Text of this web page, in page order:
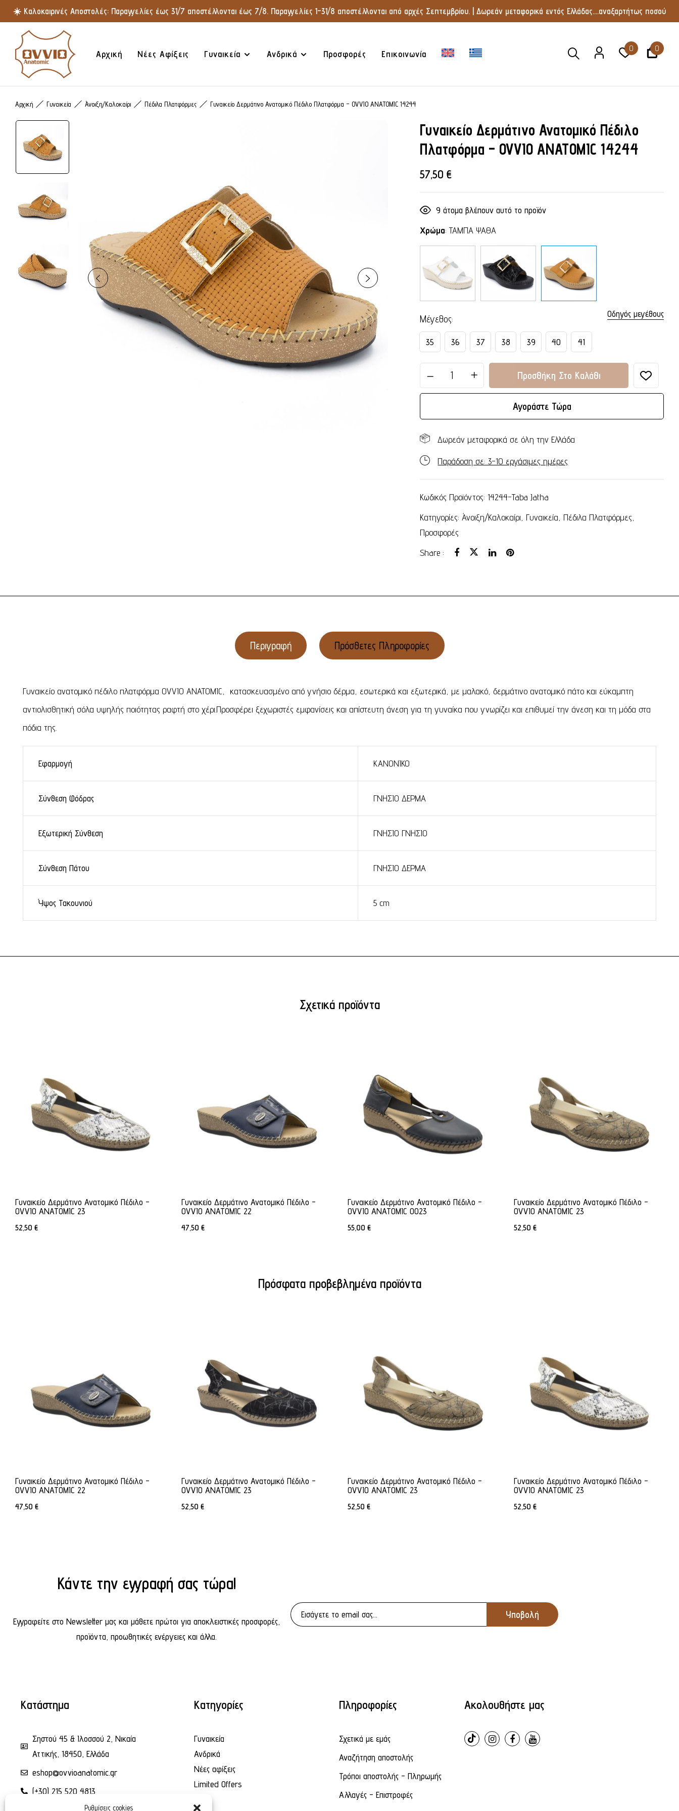
Ρυθμίσεις cookies
☀️ Καλοκαιρινές Αποστολές: Παραγγελίες έως 31/7 αποστέλλονται έως 7/8. Παραγγελίες 1–31/8 αποστέλλονται από αρχές Σεπτεμβρίου. | Δωρεάν μεταφορικά εντός Ελλάδας....αναξαρτήτως ποσού
Αρχική Νέες Αφίξεις Γυναικεία Ανδρικά Προσφορές Επικοινωνία 0 0
Αρχική Γυναικεία Άνοιξη/Καλοκαίρι Πέδιλα Πλατφόρμες Γυναικείο Δερμάτινο Ανατομικό Πέδιλο Πλατφόρμα – OVVIO ANATOMIC 14244
Γυναικείο Δερμάτινο Ανατομικό Πέδιλο
Πλατφόρμα – OVVIO ANATOMIC 14244
57,50€
9 άτομα βλέπουν αυτό το προϊόν
Χρώμα: ΤΑΜΠΑ ΨΑΘΑ
Οδηγός μεγέθους
Μέγεθος
35 36 37 38 39 40 41
Προσθήκη Στο Καλάθι
Αγοράστε Τώρα
Δωρεάν μεταφορικά σε όλη την Ελλάδα
Παράδοση σε: 3-10 εργάσιμες ημέρες
Κωδικός Προϊόντος:14244-Taba Jatha
Κατηγορίες:Άνοιξη/Καλοκαίρι Γυναικεία Πέδιλα Πλατφόρμες
Προσφορές
Share :
Περιγραφή Πρόσθετες Πληροφορίες
Γυναικείο ανατομικό πέδιλο πλατφόρμα OVVIO ANATOMIC, κατασκευασμένο από γνήσιο δέρμα, εσωτερικά και εξωτερικά, με μαλακό, δερμάτινο ανατομικό πάτο και εύκαμπτη
αντιολισθητική σόλα υψηλής ποιότητας ραφτή στο χέρι.Προσφέρει ξεχωριστές εμφανίσεις και απίστευτη άνεση για τη γυναίκα που γνωρίζει και επιθυμεί την άνεση και τη μόδα στα
πόδια της.
Εφαρμογή ΚΑΝΟΝΙΚΟ
Σύνθεση Φόδρας ΓΝΗΣΙΟ ΔΕΡΜΑ
Εξωτερική Σύνθεση ΓΝΗΣΙΟ ΓΝΗΣΙΟ
Σύνθεση Πάτου ΓΝΗΣΙΟ ΔΕΡΜΑ
Ύψος Τακουνιού 5 cm
Σχετικά προϊόντα
Γυναικείο Δερμάτινο Ανατομικό Πέδιλο -
OVVIO ANATOMIC 23
52,50 €
Γυναικείο Δερμάτινο Ανατομικό Πέδιλο -
OVVIO ANATOMIC 22
47,50 €
Γυναικείο Δερμάτινο Ανατομικό Πέδιλο -
OVVIO ANATOMIC 0023
55,00 €
Γυναικείο Δερμάτινο Ανατομικό Πέδιλο -
OVVIO ANATOMIC 23
52,50 €
Πρόσφατα προβεβλημένα προϊόντα
Γυναικείο Δερμάτινο Ανατομικό Πέδιλο -
OVVIO ANATOMIC 22
47,50 €
Γυναικείο Δερμάτινο Ανατομικό Πέδιλο -
OVVIO ANATOMIC 23
52,50 €
Γυναικείο Δερμάτινο Ανατομικό Πέδιλο -
OVVIO ANATOMIC 23
52,50 €
Γυναικείο Δερμάτινο Ανατομικό Πέδιλο -
OVVIO ANATOMIC 23
52,50 €
Κάντε την εγγραφή σας τώρα!
Εγγραφείτε στο Newsletter μας και μάθετε πρώτοι για αποκλειστικές προσφορές,
προϊόντα, προωθητικές ενέργειες και άλλα.
Κατάστημα
Σηστού 45 & Ιλοσσού 2, Νικαία
Αττικής, 18450, Ελλάδα
eshop@ovvioanatomic.gr
(+30) 215 520 4813
Κατηγορίες
Γυναικεία
Ανδρικά
Νέες αφίξεις
Limited Offers
Πληροφορίες
Σχετικά με εμάς
Αναζήτηση αποστολής
Τρόποι αποστολής - Πληρωμής
Αλλαγές - Επιστροφές
Ακολουθήστε μας